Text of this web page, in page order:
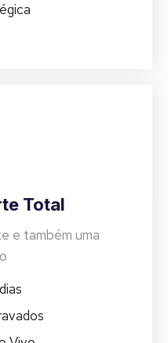
Total
e também uma